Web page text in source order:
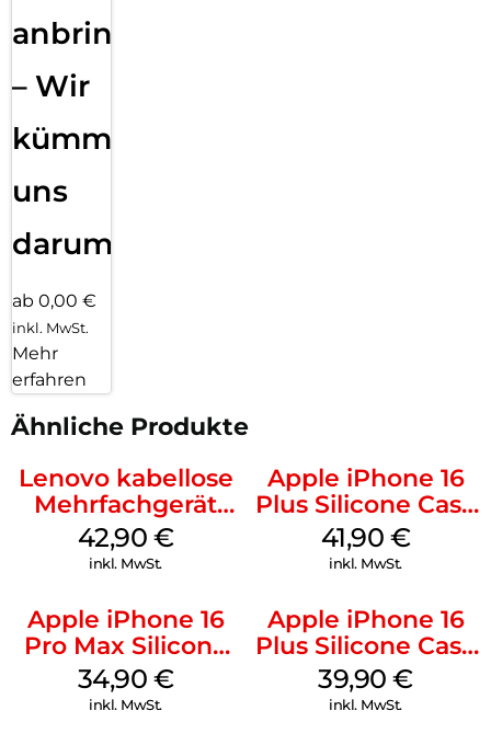
anbringen
– Wir
kümmern
uns
darum!
ab 0,00 €
inkl. MwSt.
Mehr
erfahren
Ähnliche Produkte
Lenovo kabellose
Mehrfachgerät
Luna Grey
42,90 €
inkl. MwSt.
Apple iPhone 16
Plus Silicone Case
MagSafe Stone
Gray
41,90 €
inkl. MwSt.
Apple iPhone 16
Pro Max Silicone
Case MagSafe
Denim
34,90 €
inkl. MwSt.
Apple iPhone 16
Plus Silicone Case
MagSafe Plum
39,90€
inkl. MwSt.